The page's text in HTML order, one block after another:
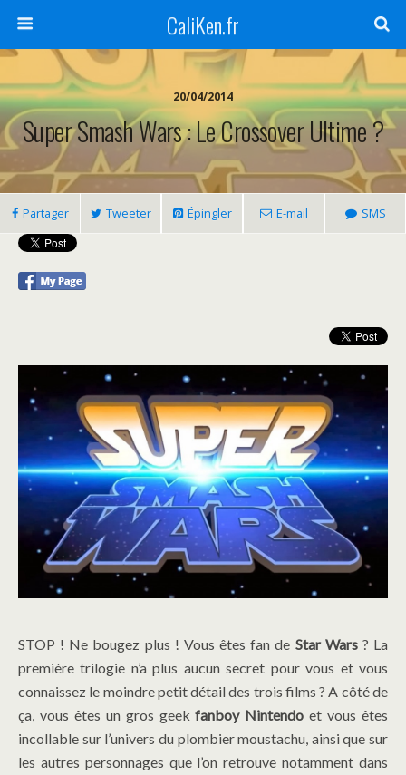
CaliKen.fr
20/04/2014
Super Smash Wars : Le Crossover Ultime ?
Partager Tweeter Épingler E-mail SMS
STOP ! Ne bougez plus ! Vous êtes fan de Star Wars? La
première trilogie n’a plus aucun secret pour vous et vous
connaissez le moindre petit détail des trois films ? A côté de
ça, vous êtes un gros geekfanboy Nintendo et vous êtes
incollable sur l’univers du plombier moustachu, ainsi que sur
les autres personnages que l’on retrouve notamment dans